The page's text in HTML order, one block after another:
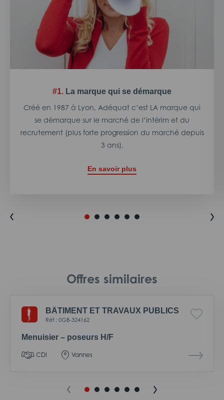
#1. La marque qui se démarque
Créé en 1987 à Lyon, Adéquat c’est LA marque qui
se démarque sur le marché de l’intérim et du
recrutement (plus forte progression du marché depuis
3 ans).
En savoir plus
Offres similaires
BÂTIMENT ET TRAVAUX PUBLICS
Réf : 0GB-324162
Menuisier – poseurs H/F
CDI Vannes